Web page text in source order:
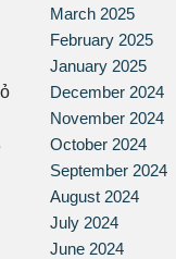
March 2025
February 2025
January 2025
December 2024
November 2024
October 2024
September 2024
August 2024
July 2024
June 2024